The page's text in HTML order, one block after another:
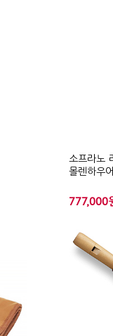
소프라노
몰렌하우
777,000